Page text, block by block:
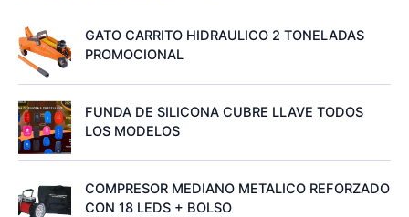
GATO CARRITO HIDRAULICO 2 TONELADAS
PROMOCIONAL
FUNDA DE SILICONA CUBRE LLAVE TODOS
LOS MODELOS
COMPRESOR MEDIANO METALICO REFORZADO
CON 18 LEDS + BOLSO